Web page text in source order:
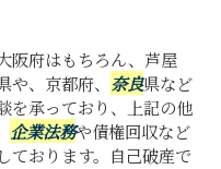
阪府はもちろん、芦屋
、京都府、 奈良県など
を承っており、上記の他
企業法務や債権回収など
ております。自己破産で